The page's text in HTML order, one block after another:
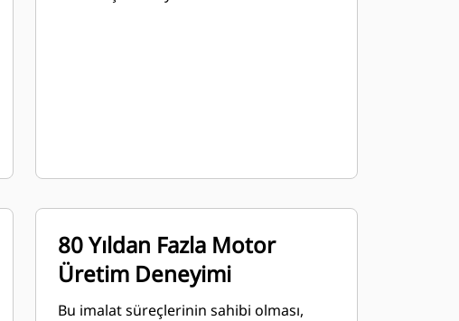
80 Yıldan Fazla Motor
Üretim Deneyimi
Bu imalat süreçlerinin sahibi olması,